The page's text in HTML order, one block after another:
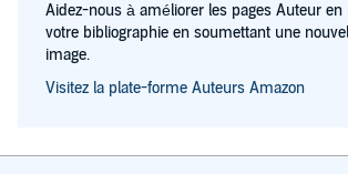
Aidez-nous à améliorer les pages Auteur
votre bibliographie en soumettant une
image.
Visitez la plate-forme Auteurs Amazon